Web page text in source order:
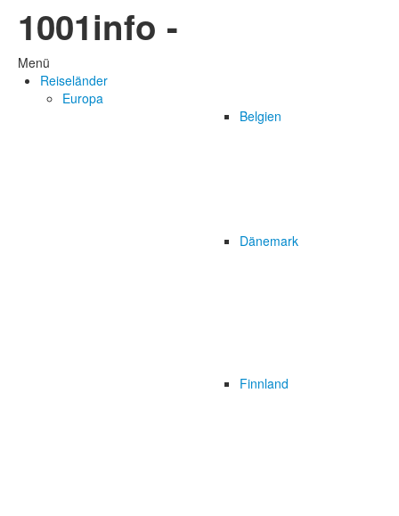
1001info -
Menü
Reiseländer
Europa
Belgien
Dänemark
Finnland